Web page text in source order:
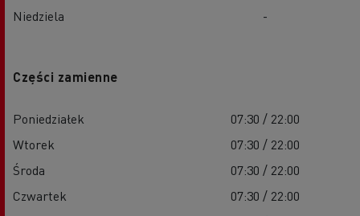
Niedziela
-
Części zamienne
Poniedziałek
07:30 / 22:00
Wtorek
07:30 / 22:00
Środa
07:30 / 22:00
Czwartek
07:30 / 22:00